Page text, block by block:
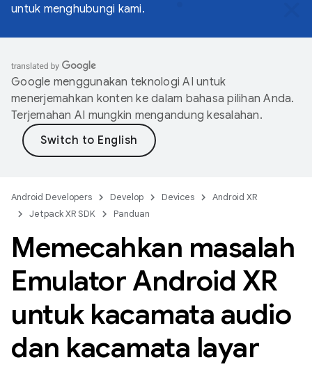
untuk menghubungi kami.
Google menggunakan teknologi AI untuk
menerjemahkan konten ke dalam bahasa pilihan Anda.
Terjemahan AI mungkin mengandung kesalahan.
Android Developers Develop Devices
Android XR
Jetpack XR SDK
Panduan
Memecahkan masalah
Emulator Android XR
untuk kacamata audio
dan kacamata layar